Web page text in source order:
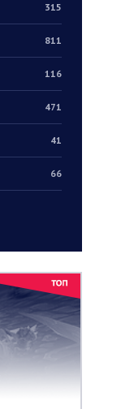
315
811
116
471
41
66